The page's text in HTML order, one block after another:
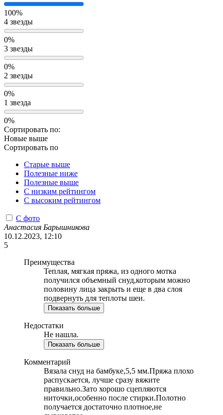
100%
4 звезды
0%
3 звезды
0%
2 звезды
0%
1 звезда
0%
Сортировать по:
Новые выше
Сортировать по
Старые выше
Полезные ниже
Полезные выше
С низким рейтингом
C высоким рейтингом
С фото
Анастасия Барышникова
10.12.2023, 12:10
5
Преимущества
Теплая, мягкая пряжа, из одного мотка
получился объемный снуд,которым можно
половину лица закрыть и еще в два слоя
подвернуть для теплоты шеи.
Показать больше
Недостатки
Не нашла.
Показать больше
Комментарий
Вязала снуд на бамбуке,5,5 мм.Пряжа плохо
распускается, лучше сразу вяжите
правильно.Зато хорошо сцепляются
ниточки,особенно после стирки.Полотно
получается достаточно плотное,не